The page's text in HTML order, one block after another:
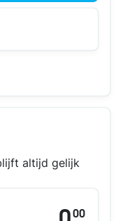
altijd gelijk
00